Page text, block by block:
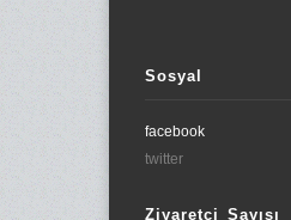
Sosyal
facebook
twitter
Ziyaretçi Sayısı